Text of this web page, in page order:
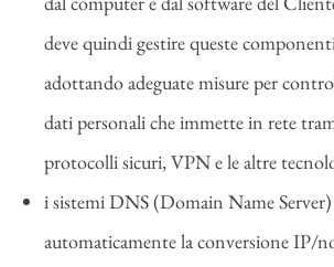
deve quindi gestire queste
adottando adeguate misure per
dati personali che immette in rete
protocolli sicuri, VPN e le altre
i sistemi DNS (Domain Name
automaticamente la conversione IP/